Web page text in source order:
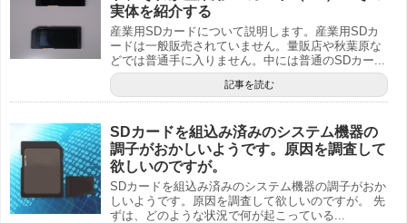
実体を紹介する
産業用SDカードについて説明します。産業用SDカ
ードは一般販売されていません。量販店や秋葉原な
どでは普通手に入りません。中には普通のSDカー...
記事を読む
SDカードを組込み済みのシステム機器の
調子がおかしいようです。原因を調査して
欲しいのですが。
SDカードを組込み済みのシステム機器の調子がおか
しいようです。原因を調査して欲しいのですが。 先
ずは、どのような状況で何が起こっている...